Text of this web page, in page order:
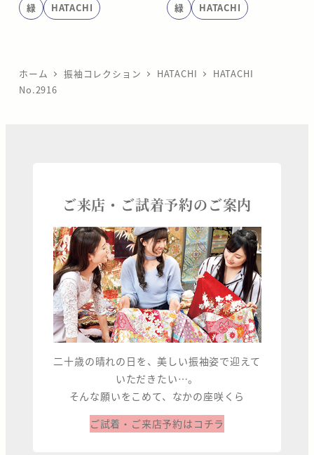
緑 HATACHI 緑 HATACHI
ホーム 振袖コレクション HATACHI
HATACHI
No.2916
ご来店・ご試着予約のご案内
二十歳の晴れの日を、美しい振袖姿で迎えて
いただきたい…。
そんな願いをこめて、なかの座咲くら
ご試着・ご来店予約はコチラ